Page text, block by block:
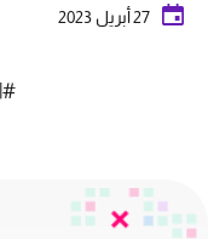
27 أبريل 2023